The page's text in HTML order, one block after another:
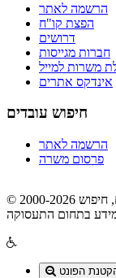
הרשמה לאתר
הפצת קו"ח
דרושים
חברות מגייסות
משרות למייל
אינדקס אתרים
חיפוש עובדים
הרשמה לאתר
פרסום משרה
© 2000-2026 כל הזכויות שמורות לאתר "מובטל", לוח דרושים, חיפוש
בתחום התעסוקה
הפונט